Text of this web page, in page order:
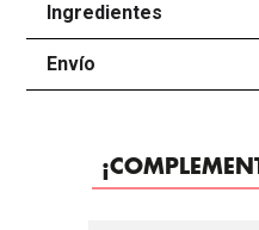
Ingredientes
Envío